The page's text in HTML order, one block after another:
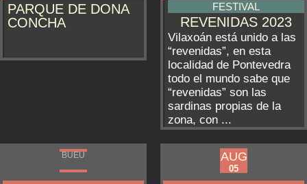
PARQUE DE DONA
CONCHA
FESTIVAL
REVENIDAS 2023
Vilaxoán está unido a las
“revenidas”, en esta
localidad de Pontevedra
todo el mundo sabe que
“revenidas” son las
sardinas propias de la
zona, con ...
BUEU BUEU
AUG
03
AUG
05